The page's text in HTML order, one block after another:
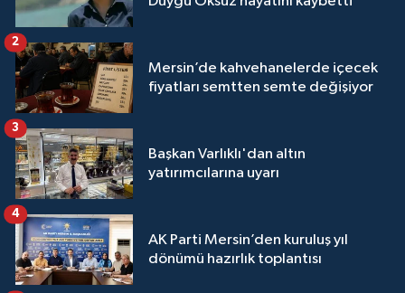
Mersin’de kahvehanelerde içecek
fiyatları semtten semte değişiyor
2
Başkan Varlıklı'dan altın
yatırımcılarına uyarı
3
AK Parti Mersin’den kuruluş yıl
dönümü hazırlık toplantısı
4